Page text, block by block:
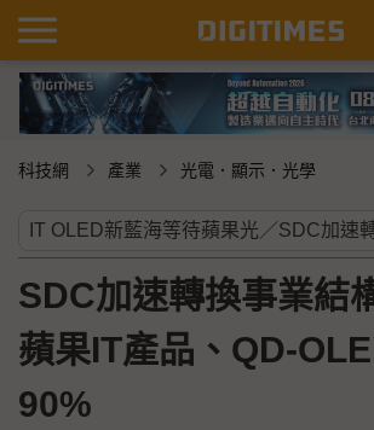
科技網 產業 光電．顯示．光學
SDC加速轉換事業結
蘋果IT產品、QD-
90%